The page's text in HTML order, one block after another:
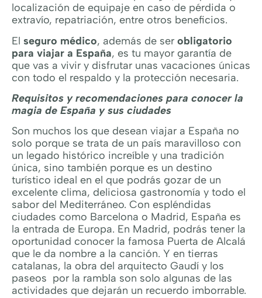
localización de equipaje en caso de pérdida o
extravío, repatriación, entre otros beneficios.
El seguro médico, además de ser obligatorio
para viajar a España, es tu mayor garantía de
que vas a vivir y disfrutar unas vacaciones únicas
con todo el respaldo y la protección necesaria.
Requisitos y recomendaciones para conocer la
magia de España y sus ciudades
Son muchos los que desean viajar a España no
solo porque se trata de un país maravilloso con
un legado histórico increíble y una tradición
única, sino también porque es un destino
turístico ideal en el que podrás gozar de un
excelente clima, deliciosa gastronomía y todo el
sabor del Mediterráneo. Con espléndidas
ciudades como Barcelona o Madrid, España es
la entrada de Europa. En Madrid, podrás tener la
oportunidad conocer la famosa Puerta de Alcalá
que le da nombre a la canción. Y en tierras
catalanas, la obra del arquitecto Gaudí y los
paseos por la rambla son solo algunas de las
actividades que dejarán un recuerdo imborrable.